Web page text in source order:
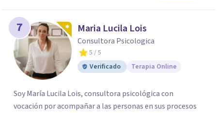
7 Maria Lucila Lois
Consultora Psicologica
5 / 5
Verificado
Terapia Online
Soy María Lucila Lois, consultora psicológica con
vocación por acompañar a las personas en sus procesos